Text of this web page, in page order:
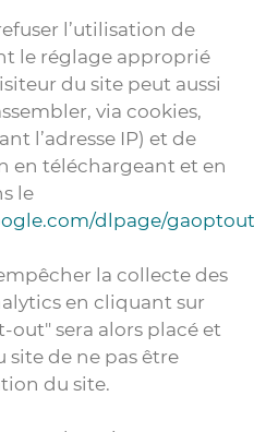
l’utilisation de
le réglage approprié
du site peut aussi
via cookies,
l’adresse IP) et de
en téléchargeant et en
le
dlpage/gaoptout
la collecte des
en cliquant sur
out" sera alors placé et
de ne pas être
du site.